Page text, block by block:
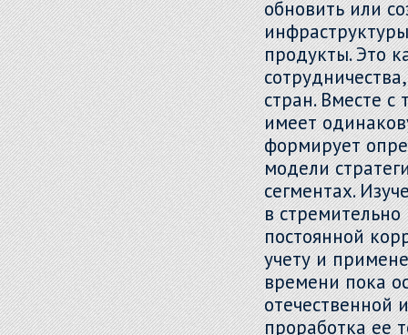
обновить или
продукты. Это
стран. Вместе с
имеет
формирует
модели
сегментах.
в
постоянной
учету и
времени пока
отечественной
проработка ее